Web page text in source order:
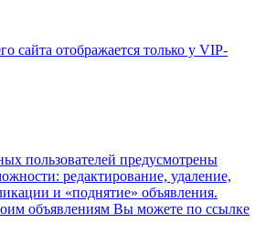
сайта отображается только у VIP-
пользователей предусмотрены
редактирование, удаление,
и «поднятие» объявления.
объявлениям Вы можете по ссылке